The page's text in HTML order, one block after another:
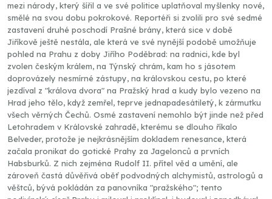
mezi národy, který šířil a ve své politice uplatňoval myšlenky nové,
smělé na svou dobu pokrokové. Reportéři si zvolili pro své sedmé
zastavení druhé poschodí Prašné brány, která sice v době
Jiříkově ještě nestála, ale která ve své nynější podobě umožňuje
pohled na Prahu z doby Jiřího Poděbrad: na radnici, kde byl
zvolen českým králem, na Týnský chrám, kam ho s jásotem
doprovázely nesmírné zástupy, na královskou cestu, po které
jezdíval z "králova dvora" na Pražský hrad a kudy bylo vezeno na
Hrad jeho tělo, když zemřel, teprve jednapadesátiletý, k zármutku
všech věrných Čechů. Osmé zastavení nemohlo být jinde než před
Letohradem v Královské zahradě, kterému se dlouho říkalo
Belveder, protože je nejkrásnějším dokladem renesance, která
začala pronikat do gotické Prahy za Jagelonců a prvních
Habsburků. Z nich zejména Rudolf II. přítel věd a umění, ale
zároveň častá důvěřivá oběť podvodných alchymistů, astrologů a
věštců, bývá pokládán za panovníka "pražského"; tento